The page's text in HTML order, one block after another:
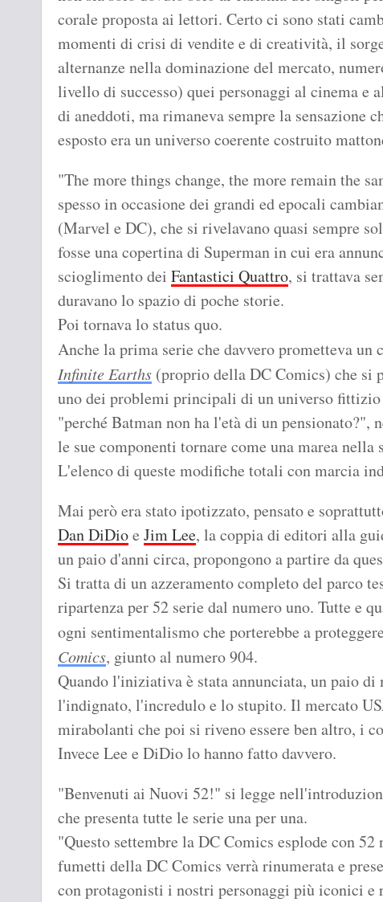
corale proposta ai lettori. Certo ci sono stati
momenti di crisi di vendite e di creatività, il
alternanze nella dominazione del mercato,
livello di successo) quei personaggi al cinema e
di aneddoti, ma rimaneva sempre la sensazione
esposto era un universo coerente costruito
"The more things change, the more remain the
spesso in occasione dei grandi ed epocali
(Marvel e DC), che si rivelavano quasi sempre
fosse una copertina di Superman in cui era
scioglimento dei Fantastici Quattro, si trattava
duravano lo spazio di poche storie.
Poi tornava lo status quo.
Anche la prima serie che davvero prometteva un
Infinite Earths (proprio della DC Comics) che si
uno dei problemi principali di un universo fittizio
"perché Batman non ha l'età di un pensionato?",
le sue componenti tornare come una marea
L'elenco di queste modifiche totali con marcia
Mai però era stato ipotizzato, pensato e
Dan DiDioe Jim Lee, la coppia di editori alla
un paio d'anni circa, propongono a partire da
Si tratta di un azzeramento completo del parco
ripartenza per 52 serie dal numero uno. Tutte e
ogni sentimentalismo che porterebbe a
Comics, giunto al numero 904.
Quando l'iniziativa è stata annunciata, un paio di
l'indignato, l'incredulo e lo stupito. Il mercato
mirabolanti che poi si riveno essere ben altro, i
Invece Lee e DiDio lo hanno fatto davvero.
"Benvenuti ai Nuovi 52!" si legge
che presenta tutte le serie una per una.
"Questo settembre la DC Comics esplode con
fumetti della DC Comics verrà rinumerata e
con protagonisti i nostri personaggi più iconici e